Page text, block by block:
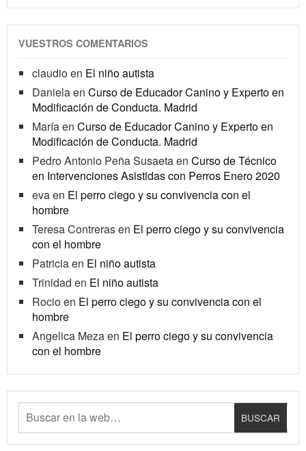
VUESTROS COMENTARIOS
claudioen El niño autista
Danielaen Curso de Educador Canino y Experto en
Modificación de Conducta. Madrid
Maríaen Curso de Educador Canino y Experto en
Modificación de Conducta. Madrid
Pedro Antonio Peña Susaetaen Curso de Técnico
en Intervenciones Asistidas con Perros Enero 2020
evaen El perro ciego y su convivencia con el
hombre
Teresa Contrerasen El perro ciego y su convivencia
con el hombre
Patriciaen El niño autista
Trinidad en El niño autista
Rocioen El perro ciego y su convivencia con el
hombre
Angelica Mezaen El perro ciego y su convivencia
con el hombre